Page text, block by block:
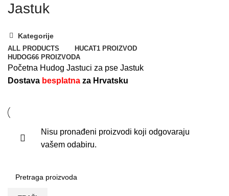
Jastuk
Kategorije
ALL PRODUCTS HUCAT1 PROIZVOD
HUDOG66 PROIZVODA
Početna Hudog Jastuci za pse Jastuk
Dostava besplatna za Hrvatsku
Nisu pronađeni proizvodi koji odgovaraju
vašem odabiru.